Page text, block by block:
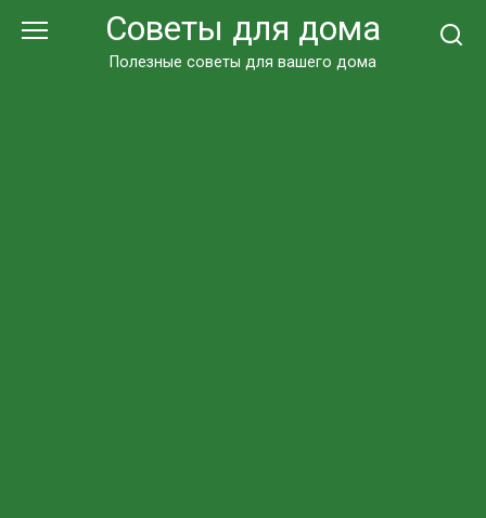
Советы для дома
Полезные советы для вашего дома